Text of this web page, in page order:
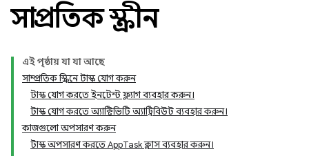
সাম্প্রতিক স্ক্রীন
এই পৃষ্ঠায় যা যা আছে
সাম্প্রতিক স্ক্রিনে টাস্ক যোগ করুন
টাস্ক যোগ করতে ইনটেন্ট ফ্ল্যাগ ব্যবহার করুন।
টাস্ক যোগ করতে অ্যাক্টিভিটি অ্যাট্রিবিউট ব্যবহার করুন।
কাজগুলো অপসারণ করুন
টাস্ক অপসারণ করতে AppTask ক্লাস ব্যবহার করুন।